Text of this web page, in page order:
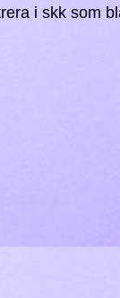
i skk som